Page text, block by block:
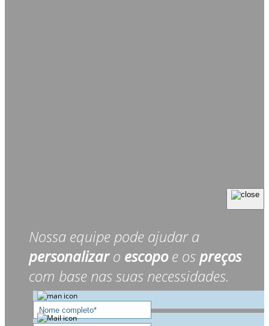
Nossa equipe pode ajudar a
personalizaro escopoe ospreços
com base nas suas necessidades.